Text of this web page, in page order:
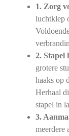
1. Zorg
luchtklep
2. Stapel
grotere
haaks op
Herhaal
stapel in
3.
meerdere